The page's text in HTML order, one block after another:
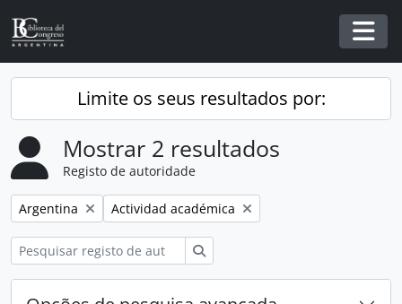
Skip to main content
Limite os seus resultados por:
Mostrar 2 resultados
Registo de autoridade
Remover filtro:
Argentina Remover filtro:
Actividad académica